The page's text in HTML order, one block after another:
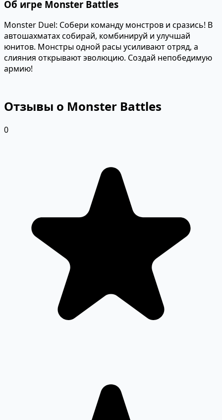
Об игре Monster Battles
Monster Duel: Собери команду монстров и сразись! В
автошахматах собирай, комбинируй и улучшай
юнитов. Монстры одной расы усиливают отряд, а
слияния открывают эволюцию. Создай непобедимую
армию!
Отзывы о Monster Battles
0